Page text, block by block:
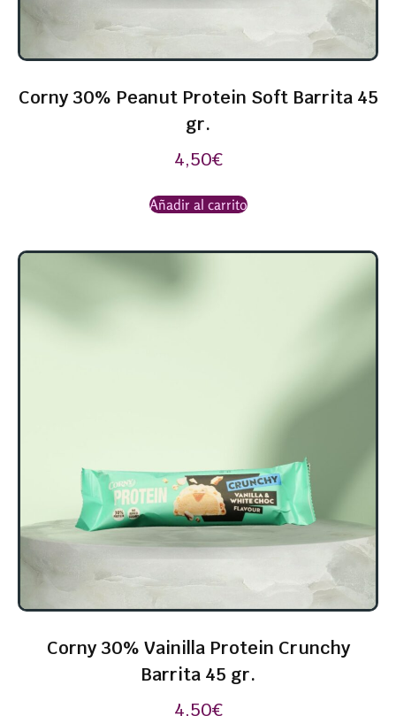
Corny 30% Peanut Protein Soft Barrita 45
gr.
4,50€
Añadir al carrito
Corny 30% Vainilla Protein Crunchy
Barrita 45 gr.
4,50€